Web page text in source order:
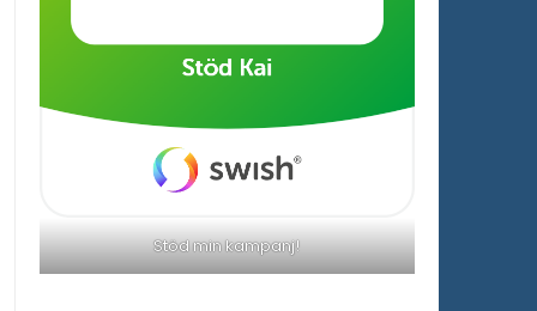
Stöd min kampanj!